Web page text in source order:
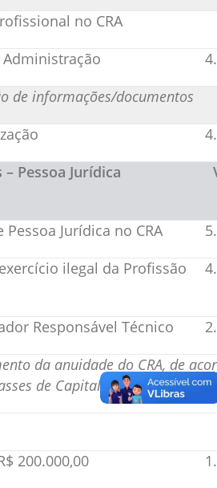
no CRA
de informações/documentos
Pessoa Jurídica
Jurídica no CRA
ilegal da Profissão
Responsável Técnico
da anuidade do CRA, de
de Capital Social:
200.000,00